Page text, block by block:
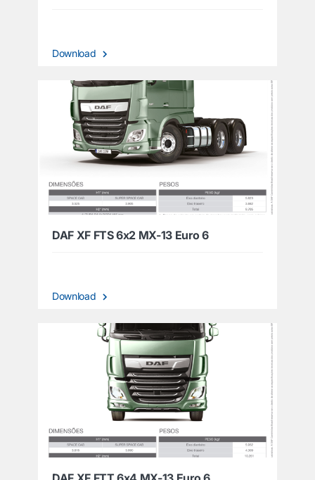
Download
DAF XF FTS 6x2 MX-13 Euro 6
Download